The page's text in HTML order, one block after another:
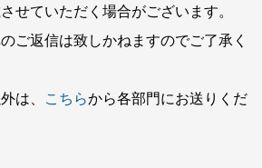
せていただく場合がございます。
ご返信は致しかねますのでご了承く
は、
こちらから各部門にお送りくだ